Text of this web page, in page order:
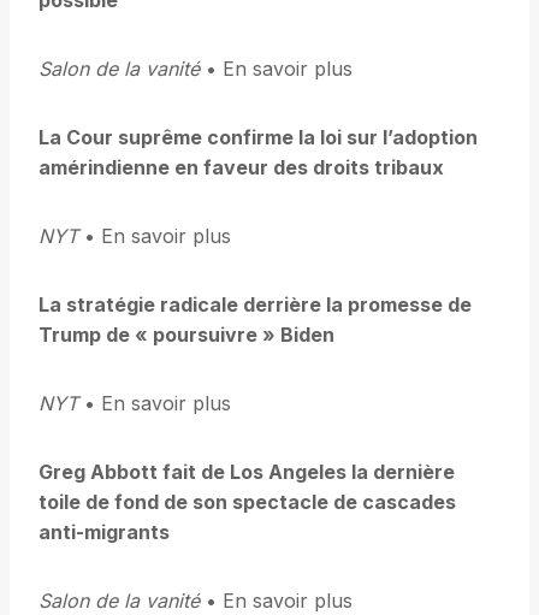
Salon de la vanité• En savoir plus
La Cour suprême confirme la loi sur l’adoption
amérindienne en faveur des droits tribaux
NYT• En savoir plus
La stratégie radicale derrière la promesse de
Trump de « poursuivre » Biden
NYT• En savoir plus
Greg Abbott fait de Los Angeles la dernière
toile de fond de son spectacle de cascades
anti-migrants
Salon de la vanité• En savoir plus